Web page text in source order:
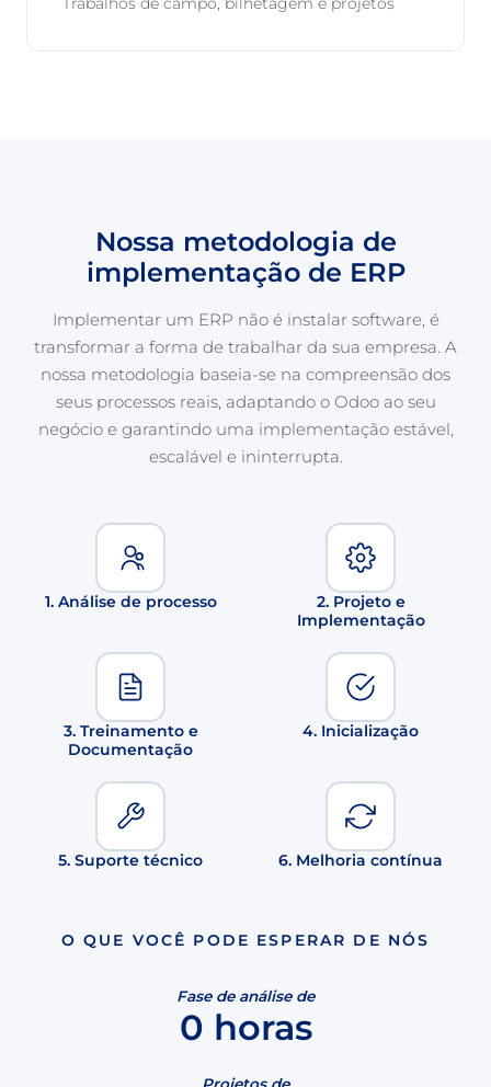
Nossa metodologia de
implementação de ERP
Implementar um ERP não é instalar software, é
transformar a forma de trabalhar da sua empresa. A
nossa metodologia baseia-se na compreensão dos
seus processos reais, adaptando o Odoo ao seu
negócio e garantindo uma implementação estável,
escalável e ininterrupta.
1. Análise de processo
2. Projeto e
Implementação
3. Treinamento e
Documentação
4. Inicialização
5. Suporte técnico 6. Melhoria contínua
O QUE VOCÊ PODE ESPERAR DE NÓS
Fase de análise de
0 horas
Projetos de